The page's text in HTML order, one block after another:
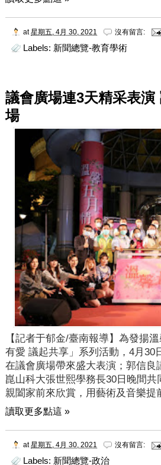
at星期五, 4月 30, 2021 沒有留言:
Labels: 新聞總覽-教育學術
議會廣場連3天精采表
場
【記者于郁金/臺南報導】為發揚
有愛 議起共享」系列活動，4月30
在議會廣場帶來盛大表演；郭信
崑山科大張世熙學務長30日晚間
親闔家前來欣賞，用藝術及音樂提
讀取更多點這 »
at星期五, 4月 30, 2021 沒有留言:
Labels: 新聞總覽-政治